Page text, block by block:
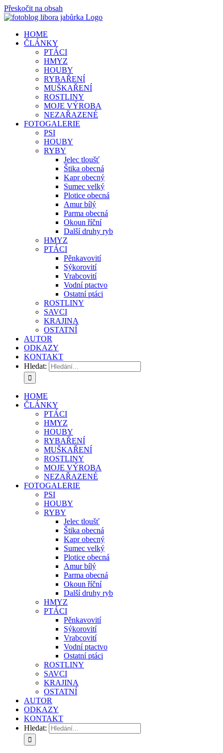
Přeskočit na obsah
HOME
ČLÁNKY
PTÁCI
HMYZ
HOUBY
RYBAŘENÍ
MUŠKAŘENÍ
ROSTLINY
MOJE VÝROBA
NEZAŘAZENÉ
FOTOGALERIE
PSI
HOUBY
RYBY
Jelec tloušť
Štika obecná
Kapr obecný
Sumec velký
Plotice obecná
Amur bílý
Parma obecná
Okoun říční
Další druhy ryb
HMYZ
PTÁCI
Pěnkavovití
Sýkorovití
Vrabcovití
Vodní ptactvo
Ostatní ptáci
ROSTLINY
SAVCI
KRAJINA
OSTATNÍ
AUTOR
ODKAZY
KONTAKT
Hledat:
HOME
ČLÁNKY
PTÁCI
HMYZ
HOUBY
RYBAŘENÍ
MUŠKAŘENÍ
ROSTLINY
MOJE VÝROBA
NEZAŘAZENÉ
FOTOGALERIE
PSI
HOUBY
RYBY
Jelec tloušť
Štika obecná
Kapr obecný
Sumec velký
Plotice obecná
Amur bílý
Parma obecná
Okoun říční
Další druhy ryb
HMYZ
PTÁCI
Pěnkavovití
Sýkorovití
Vrabcovití
Vodní ptactvo
Ostatní ptáci
ROSTLINY
SAVCI
KRAJINA
OSTATNÍ
AUTOR
ODKAZY
KONTAKT
Hledat: